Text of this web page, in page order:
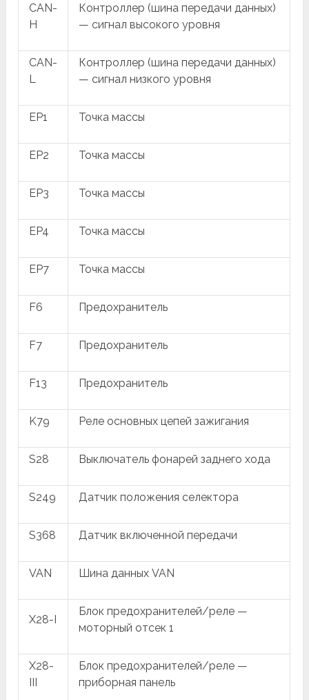
CAN-
H
Контроллер (шина передачи данных)
— сигнал высокого уровня
CAN-
L
Контроллер (шина передачи данных)
— сигнал низкого уровня
EP1 Точка массы
EP2 Точка массы
EP3 Точка массы
EP4 Точка массы
EP7 Точка массы
F6 Предохранитель
F7 Предохранитель
F13 Предохранитель
K79 Реле основных цепей зажигания
S28 Выключатель фонарей заднего хода
S249 Датчик положения селектора
S368 Датчик включенной передачи
VAN Шина данных VAN
X28-I
Блок предохранителей/реле —
моторный отсек 1
X28-
Блок предохранителей/реле —
приборная панель